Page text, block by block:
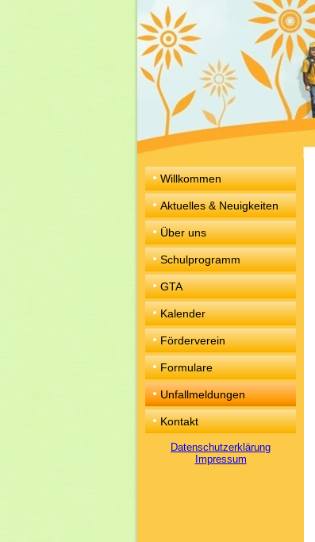
Willkommen
Aktuelles & Neuigkeiten
Über uns
Schulprogramm
GTA
Kalender
Förderverein
Formulare
Unfallmeldungen
Kontakt
Datenschutzerklärung
Impressum